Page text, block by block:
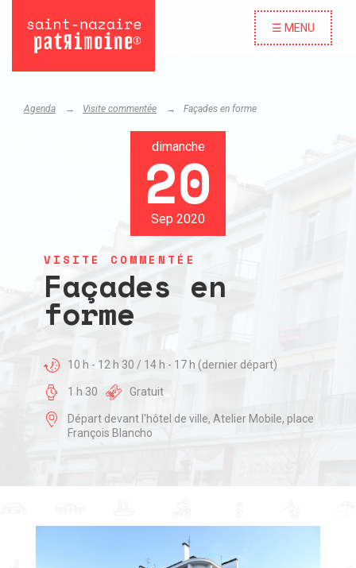
☰ MENU
Agenda Visite commentée Façades en forme
dimanche
20
Sep 2020
VISITE COMMENTÉE
Façades en
forme
10 h - 12 h 30 / 14 h - 17 h (dernier départ)
1 h 30 Gratuit
Départ devant l'hôtel de ville, Atelier Mobile, place
François Blancho